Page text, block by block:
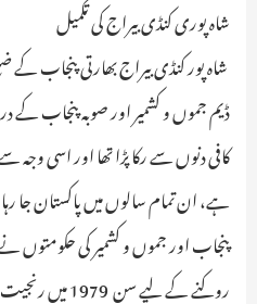
شاہ پوری کنڈی بیراج کی تکمیل
شاہ پور کنڈی بیراج بھارتی پنجاب
ڈیم جموں و کشمیر اور صوبہ پنجاب کے
کافی دنوں سے رکا پڑا تھا اور اسی وجہ
ہے، ان تمام سالوں میں پاکستان جا
پنجاب اور جموں و کشمیر کی حکومتوں
روکنے کے لیے